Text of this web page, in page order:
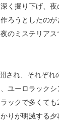
く掘り下げ、
ろうとしたの
のミステリア
され、それぞ
ユーロラック
ックで多くて
りが明滅する夕